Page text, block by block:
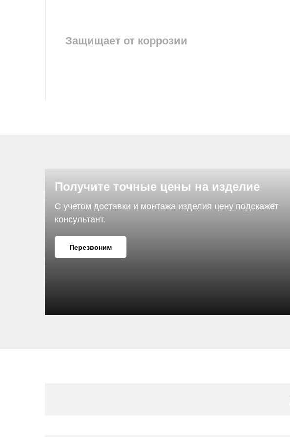
Защищает от коррозии
Получите точные цены на изделие
С учетом доставки и монтажа изделия цену подскажет
консультант.
Перезвоним